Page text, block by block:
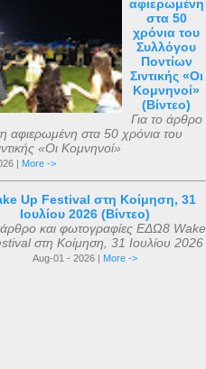
αφιερωμένη
στα 50
χρόνια του
Συλλόγου
Ποντίων
Σιντικής «Οι
Κομνηνοί»
(Βίντεο)
Για το άρθρο
στα 50 χρόνια του
«Οι Κομνηνοί»
| More ->
Up Festival στη Κοίμηση, 31
Ιουλίου 2026 (Βίντεο)
άρθρο και φωτογραφίες ΕΔΩ8 Wake
στη Κοίμηση, 31 Ιουλίου 2026
Aug-01 - 2026 | More ->